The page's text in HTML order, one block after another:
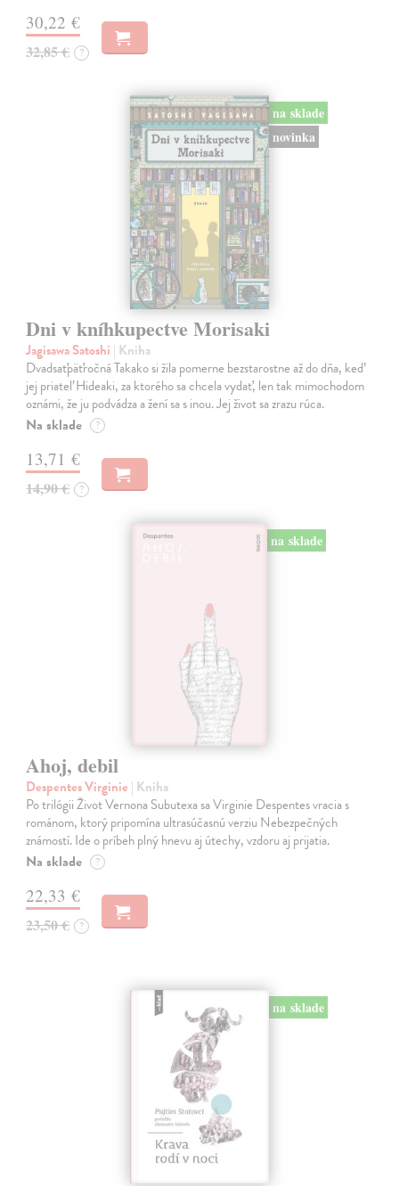
30,22 €
32,85 € ?
na sklade
novinka
Dni v kníhkupectve Morisaki
Jagisawa Satoshi | Kniha
Dvadsaťpäťročná Takako si žila pomerne bezstarostne až do dňa, keď
jej priateľ Hideaki, za ktorého sa chcela vydať, len tak mimochodom
oznámi, že ju podvádza a žení sa s inou. Jej život sa zrazu rúca.
Na sklade ?
13,71 €
14,90 € ?
na sklade
Ahoj, debil
Despentes Virginie | Kniha
Po trilógii Život Vernona Subutexa sa Virginie Despentes vracia s
románom, ktorý pripomína ultrasúčasnú verziu Nebezpečných
známostí. Ide o príbeh plný hnevu aj útechy, vzdoru aj prijatia.
Na sklade ?
22,33 €
23,50 € ?
na sklade